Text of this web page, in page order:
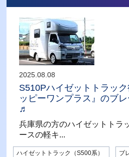
2025.08.08
S510Pハイゼットトラッ
ッピーワンプラス』のブ
♬
兵庫県の方のハイゼットトラ
ースの軽キ...
ハイゼットトラック（S500系） ブ